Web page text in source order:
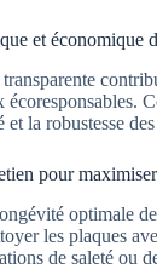
et économique
écoresponsables.
la robustesse
pour
optimale
les plaques
de saleté ou